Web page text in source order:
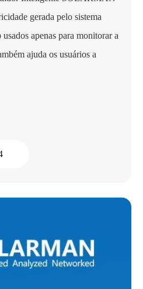
gerada pelo sistema
usados apenas para monitorar a
ajuda os usuários a